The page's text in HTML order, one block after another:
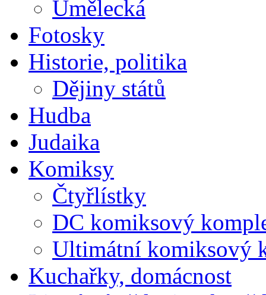
Umělecká
Fotosky
Historie, politika
Dějiny států
Hudba
Judaika
Komiksy
Čtyřlístky
DC komiksový
Ultimátní komiksový
Kuchařky, domácnost